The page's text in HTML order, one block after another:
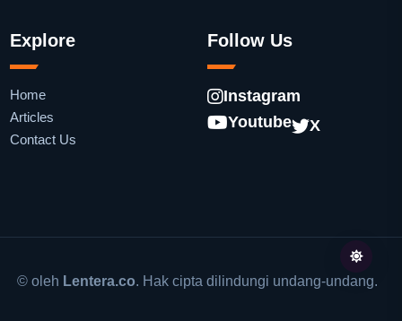
Explore
Home
Articles
Contact Us
Follow Us
Instagram
Youtube
X
© oleh Lentera.co. Hak cipta dilindungi undang-undang.